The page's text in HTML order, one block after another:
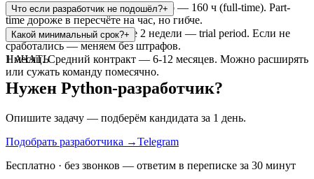
Да, от 80 часов/месяц. Оптимально — 160 ч (full-time). Part-
time дороже в пересчёте на час, но гибче.
Что если разработчик не подошёл?+
Замена за 48 часов. Первые 2 недели — trial period. Если не
сработались — меняем без штрафов.
Какой минимальный срок?+
1 месяц. Средний контракт — 6-12 месяцев. Можно расширять
или сужать команду помесячно.
НАЧАТЬ
Нужен Python-разработчик?
Опишите задачу — подберём кандидата за 1 день.
Подобрать разработчика →Telegram
Бесплатно · без звонков — ответим в переписке за 30 минут